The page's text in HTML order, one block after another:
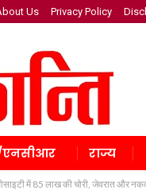
Us Privacy Policy
एनसीआर राज्य
में 85 लाख की चोरी, जेवरात और